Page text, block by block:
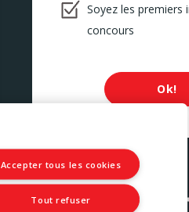
Soyez les premiers
concours
Ok!
Accepter tous les cookies
Tout refuser